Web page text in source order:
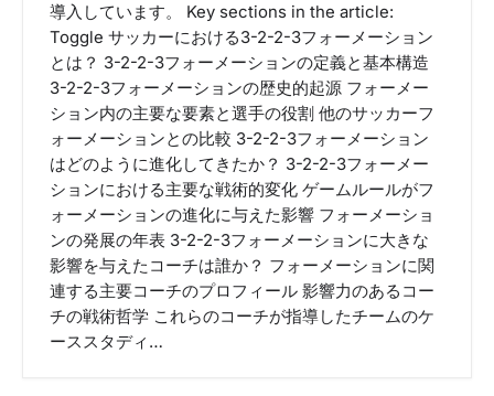
導入しています。 Key sections in the article:
Toggle サッカーにおける3-2-2-3フォーメーション
とは？ 3-2-2-3フォーメーションの定義と基本構造
3-2-2-3フォーメーションの歴史的起源 フォーメー
ション内の主要な要素と選手の役割 他のサッカーフ
ォーメーションとの比較 3-2-2-3フォーメーション
はどのように進化してきたか？ 3-2-2-3フォーメー
ションにおける主要な戦術的変化 ゲームルールがフ
ォーメーションの進化に与えた影響 フォーメーショ
ンの発展の年表 3-2-2-3フォーメーションに大きな
影響を与えたコーチは誰か？ フォーメーションに関
連する主要コーチのプロフィール 影響力のあるコー
チの戦術哲学 これらのコーチが指導したチームのケ
ーススタディ…